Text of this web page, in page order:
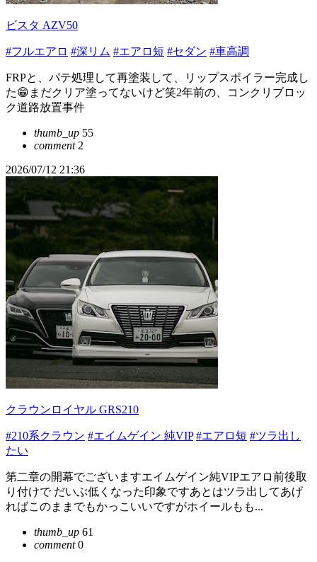
ビスタ AZV50
#フルエアロ #深リム #エアロ短 #セダン #車高調
FRPと、パテ処理して再塗装して、リップスポイラー完成し
た😁まだクリア塗ってないけど笑2年前の、コンクリブロッ
ク道路放置事件
thumb_up 55
comment2
2026/07/12 21:36
クラウンロイヤル GRS210
#210系クラウン #エイムゲイン 純VIP #エアロ短 #ツラ出し
たい
第二章の開幕でございますエイムゲイン純VIPエアロ前後取
り付けで だいぶ低くなった印象ですあとはツラ出してあげ
ればこのままでもかっこいいですがホイールもも...
thumb_up 61
comment0